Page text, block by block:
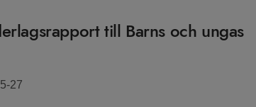
till Barns och ungas
27